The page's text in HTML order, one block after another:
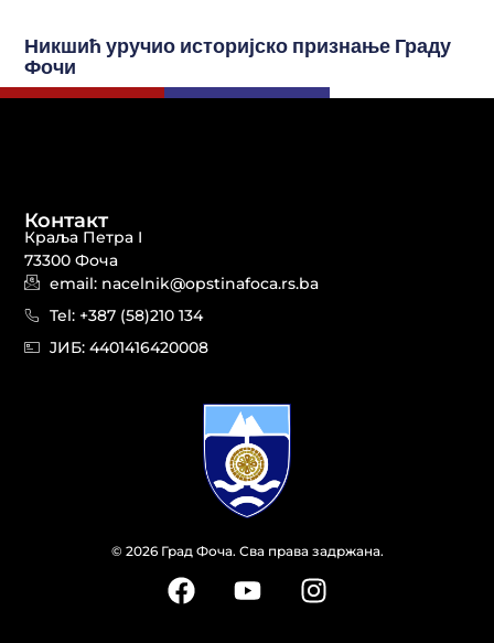
Никшић уручио историјско признање Граду
Фочи
© 2026 Град Фоча. Сва права задржана.
Контакт
Краља Петра I
73300 Фоча
email: nacelnik@opstinafoca.rs.ba
Tel: +387 (58)210 134
JИБ: 44014164​20008